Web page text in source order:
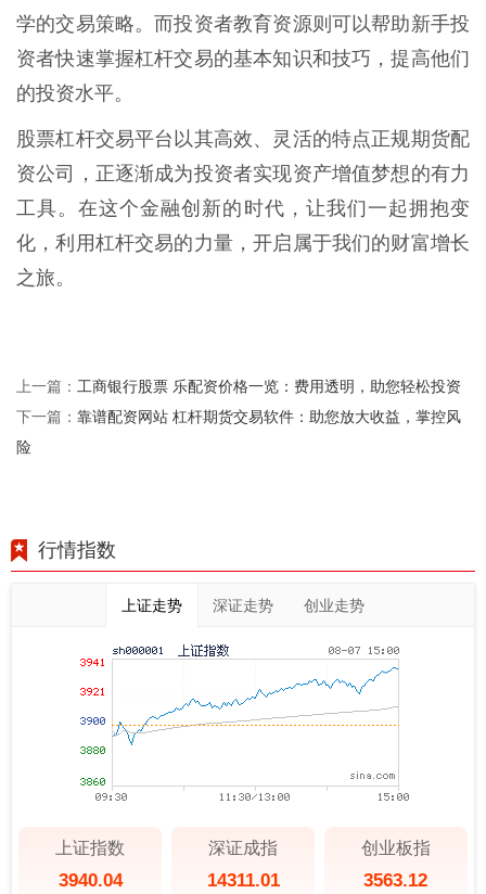
学的交易策略。而投资者教育资源则可以帮助新手投
资者快速掌握杠杆交易的基本知识和技巧，提高他们
的投资水平。
股票杠杆交易平台以其高效、灵活的特点正规期货配
资公司，正逐渐成为投资者实现资产增值梦想的有力
工具。在这个金融创新的时代，让我们一起拥抱变
化，利用杠杆交易的力量，开启属于我们的财富增长
之旅。
上一篇： 工商银行股票 乐配资价格一览：费用透明，助您轻松投资
下一篇： 靠谱配资网站 杠杆期货交易软件：助您放大收益，掌控风
险
行情指数
上证走势 深证走势 创业走势
上证指数
3940.04
深证成指
14311.01
创业板指
3563.12